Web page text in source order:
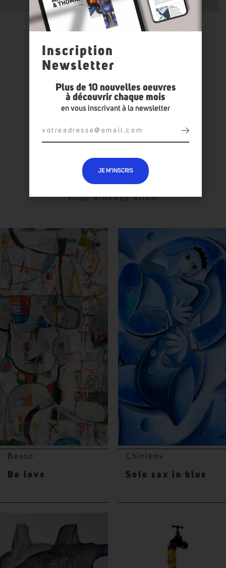
TOUTES LES OEUVRES :NICOLAS LATY
VOUS AIMEREZ AUSSI
Besso
Be love
Chinikov
Solo sax in blue
Inscription
Newsletter
Plus de 10 nouvelles oeuvres
à découvrir chaque mois
en vous inscrivant à la newsletter
JE M’INSCRIS